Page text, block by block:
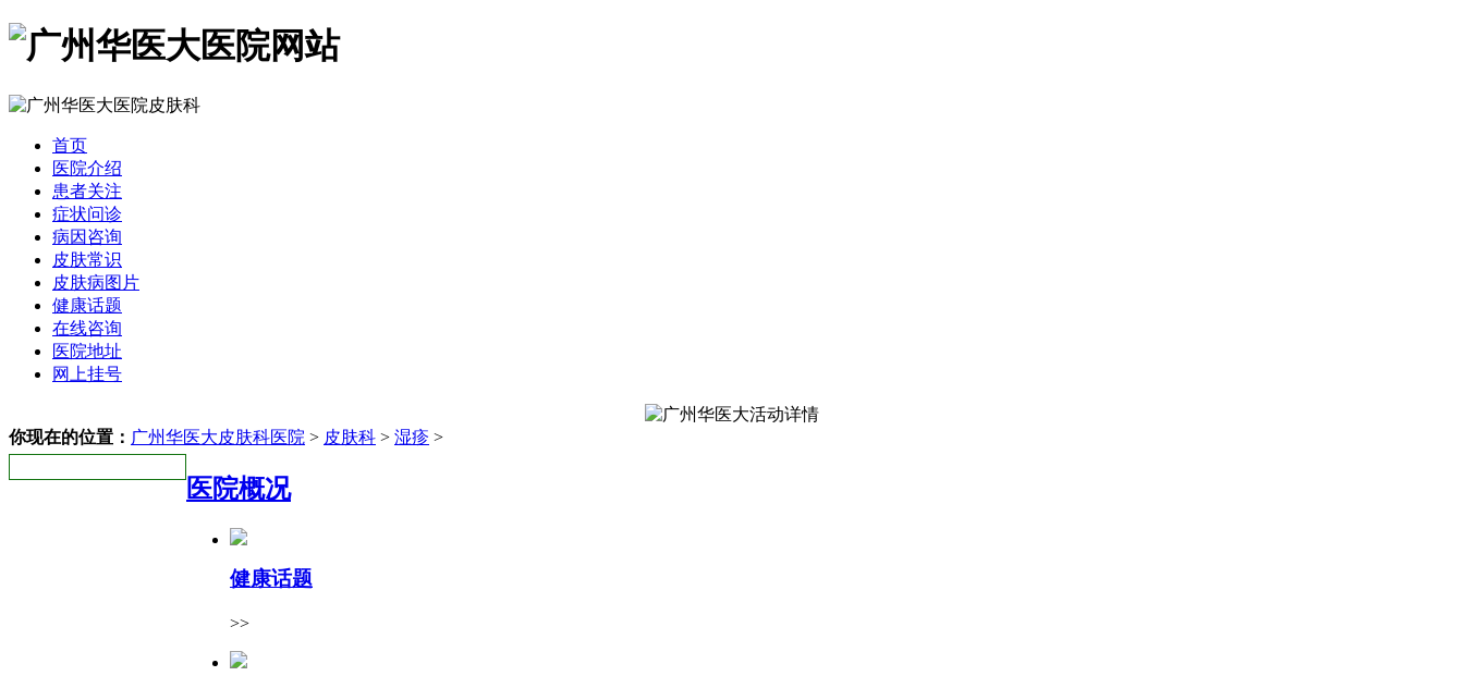
首页
医院介绍
患者关注
症状问诊
病因咨询
皮肤常识
皮肤病图片
健康话题
在线咨询
医院地址
网上挂号
你现在的位置： 广州华医大皮肤科医院 > 皮肤科 > 湿疹 >
医院概况
健康话题
>>